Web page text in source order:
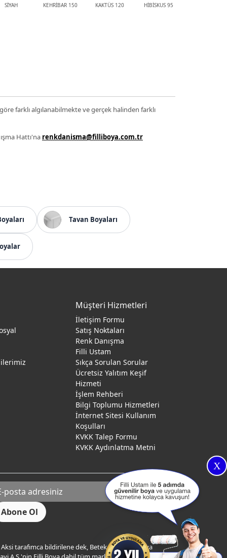
SİYAH KEHRİBAR 150 KAKTÜS 120 HİBİSKUS 95
farklı algılanabilmekte ve gerçek halinden farklı
Hattı'na renkdanisma@filliboya.com.tr
Tavan Boyaları
X
Müşteri Hizmetleri
İletişim Formu
Satış Noktaları
Renk Danışma
Filli Ustam
Sıkça Sorulan Sorular
Ücretsiz Yalıtım Keşif
Hizmeti
İşlem Rehberi
Bilgi Toplumu Hizmetleri
İnternet Sitesi Kullanım
Koşulları
KVKK Talep Formu
KVKK Aydınlatma Metni
Aksi tarafımca bildirilene dek, Betek Boya ve Kimya